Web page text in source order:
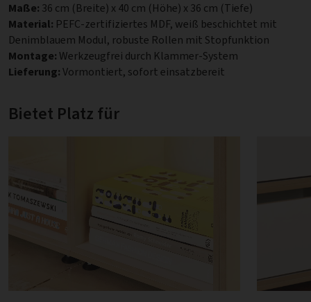
Maße: 36 cm (Breite) x 40 cm (Höhe) x 36 cm (Tiefe)
Material: PEFC-zertifiziertes MDF, weiß beschichtet mit
Denimblauem Modul, robuste Rollen mit Stopfunktion
Montage: Werkzeugfrei durch Klammer-System
Lieferung:Vormontiert, sofort einsatzbereit
Bietet Platz für